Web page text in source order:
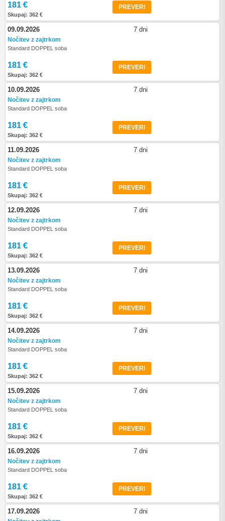
181 €
Skupaj: 362 €
PREVERI
09.09.2026 7 dni
Nočitev z zajtrkom
Standard DOPPEL soba
181 €
Skupaj: 362 €
PREVERI
10.09.2026 7 dni
Nočitev z zajtrkom
Standard DOPPEL soba
181 €
Skupaj: 362 €
PREVERI
11.09.2026 7 dni
Nočitev z zajtrkom
Standard DOPPEL soba
181 €
Skupaj: 362 €
PREVERI
12.09.2026 7 dni
Nočitev z zajtrkom
Standard DOPPEL soba
181 €
Skupaj: 362 €
PREVERI
13.09.2026 7 dni
Nočitev z zajtrkom
Standard DOPPEL soba
181 €
Skupaj: 362 €
PREVERI
14.09.2026 7 dni
Nočitev z zajtrkom
Standard DOPPEL soba
181 €
Skupaj: 362 €
PREVERI
15.09.2026 7 dni
Nočitev z zajtrkom
Standard DOPPEL soba
181 €
Skupaj: 362 €
PREVERI
16.09.2026 7 dni
Nočitev z zajtrkom
Standard DOPPEL soba
181 €
Skupaj: 362 €
PREVERI
17.09.2026 7 dni